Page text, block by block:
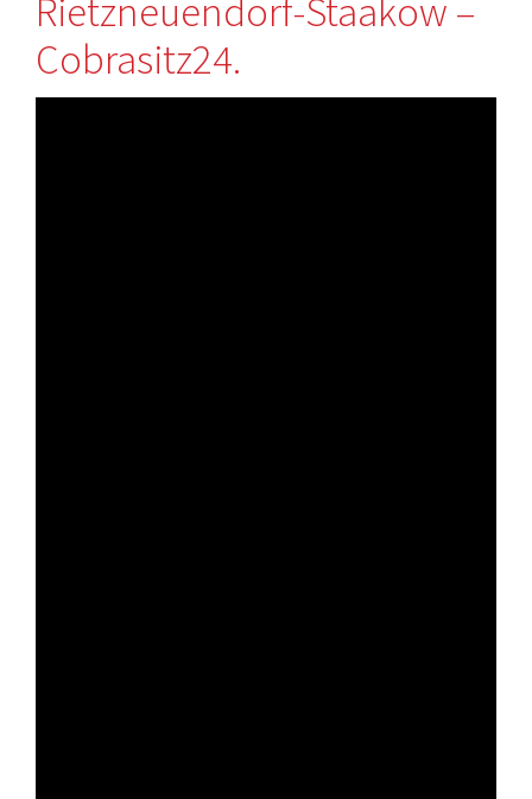
Rietzneuendorf-Staakow –
Cobrasitz24.